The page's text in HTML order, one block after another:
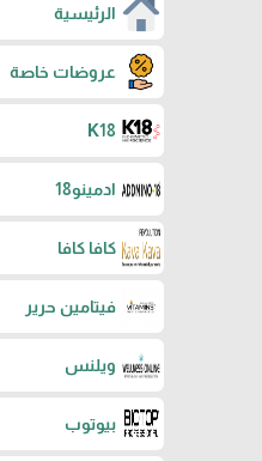
الرئيسية
عروضات خاصة
K18
ادمينو18
كافا كافا
فيتامين حرير
ويلنس
بيوتوب